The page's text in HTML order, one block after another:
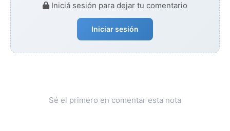
Iniciá sesión para dejar tu comentario
Iniciar sesión
Sé el primero en comentar esta nota